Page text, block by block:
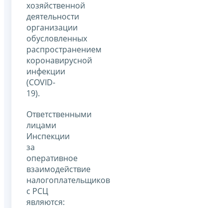
хозяйственной
деятельности
организации
обусловленных
распространением
коронавирусной
инфекции
(COVID-
19).
Ответственными
лицами
Инспекции
за
оперативное
взаимодействие
налогоплательщиков
с РСЦ
являются: